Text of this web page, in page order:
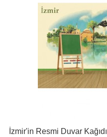
İzmir'in Resmi Duvar Kağıdı